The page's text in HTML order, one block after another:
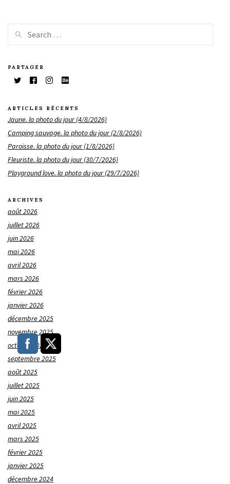
PARTAGER
ARTICLES RÉCENTS
Jaune. la photo du jour (4/8/2026)
Camping sauvage. la photo du jour (2/8/2026)
Paroisse. la photo du jour (1/8/2026)
Fleuriste. la photo du jour (30/7/2026)
Playground love. la photo du jour (29/7/2026)
ARCHIVES
août 2026
juillet 2026
juin 2026
mai 2026
avril 2026
mars 2026
février 2026
janvier 2026
décembre 2025
novembre 2025
octobre 2025
septembre 2025
août 2025
juillet 2025
juin 2025
mai 2025
avril 2025
mars 2025
février 2025
janvier 2025
décembre 2024